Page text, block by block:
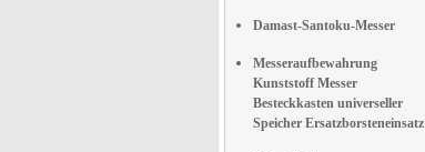
Damast-Santoku-Messer
Messeraufbewahrung
Kunststoff Messer
Besteckkasten universeller
Speicher Ersatzborsteneinsatz